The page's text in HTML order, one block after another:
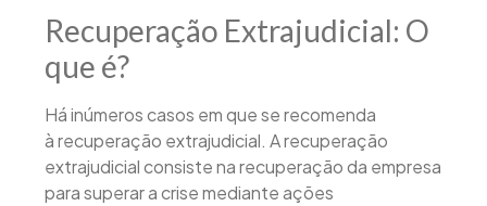
Recuperação Extrajudicial: O
que é?
Há inúmeros casos em que se recomenda
à recuperação extrajudicial. A recuperação
extrajudicial consiste na recuperação da empresa
para superar a crise mediante ações